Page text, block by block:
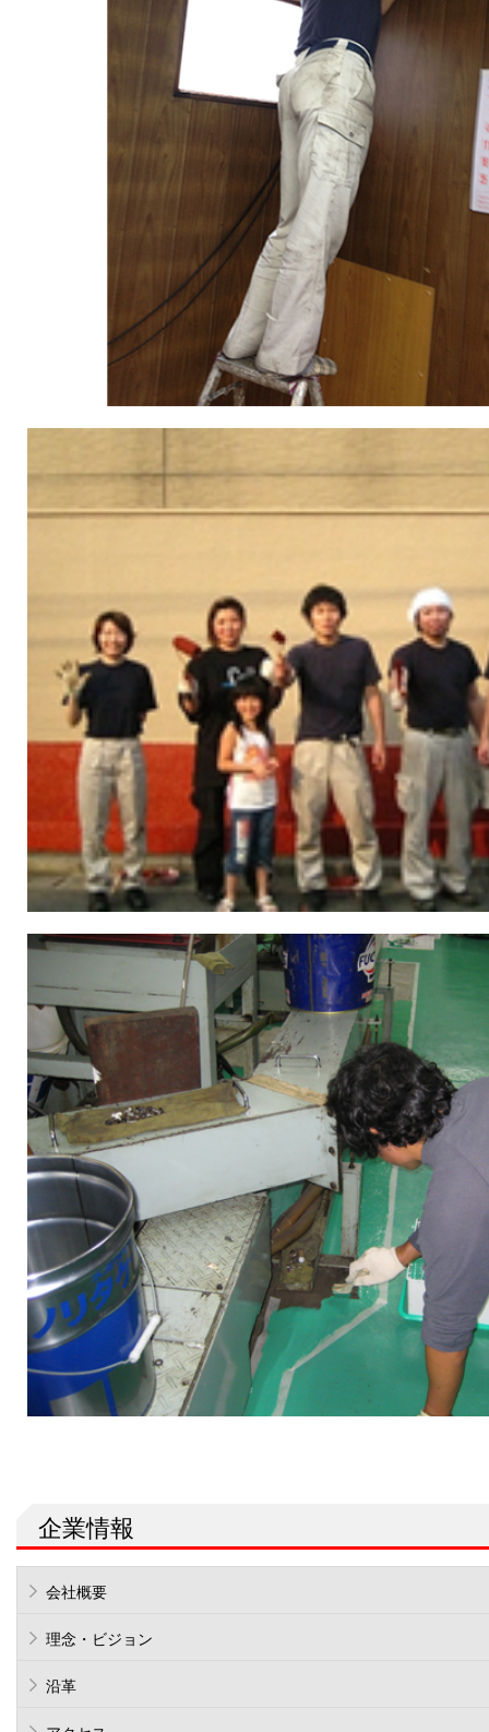
企業情報
会社概要
理念・ビジョン
沿革